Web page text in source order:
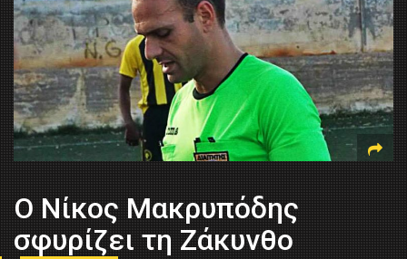
O Nίκος Μακρυπόδης
σφυρίζει τη Ζάκυνθο